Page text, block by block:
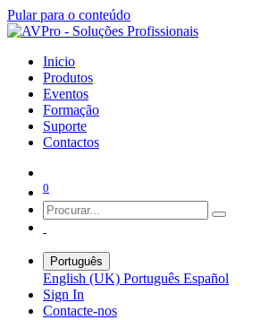
Pular para o conteúdo
Inicio
Produtos
Eventos
Formação
Suporte
Contactos
0
Português
English (UK) Português Español
Sign In
Contacte-nos